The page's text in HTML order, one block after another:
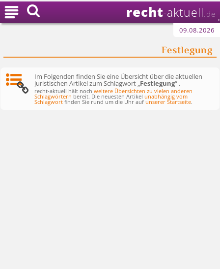
recht-aktuell .de
09.08.2026
Festlegung

Im Folgenden finden Sie eine Übersicht über die aktuellen
juristischen Artikel zum Schlagwort „Festlegung“ .
recht-aktuell hält nochweitere Übersichten zu vielen anderen
Schlagwörtern bereit. Die neuesten Artikelunabhängig vom
Schlagwort finden Sie rund um die Uhr aufunserer Startseite.